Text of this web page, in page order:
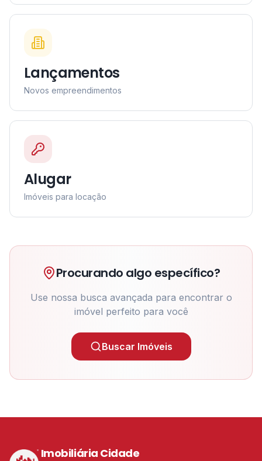
Lançamentos
Novos empreendimentos
Alugar
Imóveis para locação
Procurando algo específico?
Use nossa busca avançada para encontrar o
imóvel perfeito para você
Buscar Imóveis
Imobiliária Cidade